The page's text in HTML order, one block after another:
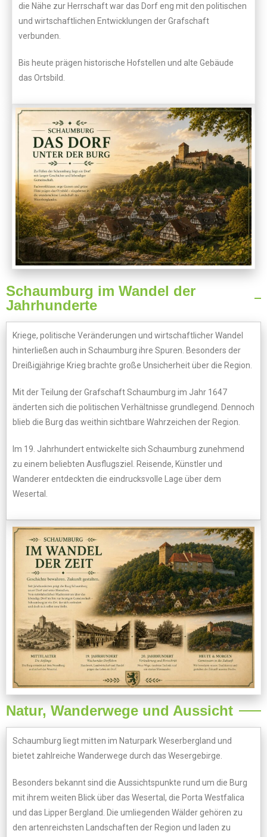
die Nähe zur Herrschaft war das Dorf eng mit den politischen
und wirtschaftlichen Entwicklungen der Grafschaft
verbunden.
Bis heute prägen historische Hofstellen und alte Gebäude
das Ortsbild.
Schaumburg im Wandel der
Jahrhunderte
Kriege, politische Veränderungen und wirtschaftlicher Wandel
hinterließen auch in Schaumburg ihre Spuren. Besonders der
Dreißigjährige Krieg brachte große Unsicherheit über die Region.
Mit der Teilung der Grafschaft Schaumburg im Jahr 1647
änderten sich die politischen Verhältnisse grundlegend. Dennoch
blieb die Burg das weithin sichtbare Wahrzeichen der Region.
Im 19. Jahrhundert entwickelte sich Schaumburg zunehmend
zu einem beliebten Ausflugsziel. Reisende, Künstler und
Wanderer entdeckten die eindrucksvolle Lage über dem
Wesertal.
Natur, Wanderwege und Aussicht
Schaumburg liegt mitten im Naturpark Weserbergland und
bietet zahlreiche Wanderwege durch das Wesergebirge.
Besonders bekannt sind die Aussichtspunkte rund um die Burg
mit ihrem weiten Blick über das Wesertal, die Porta Westfalica
und das Lipper Bergland. Die umliegenden Wälder gehören zu
den artenreichsten Landschaften der Region und laden zu